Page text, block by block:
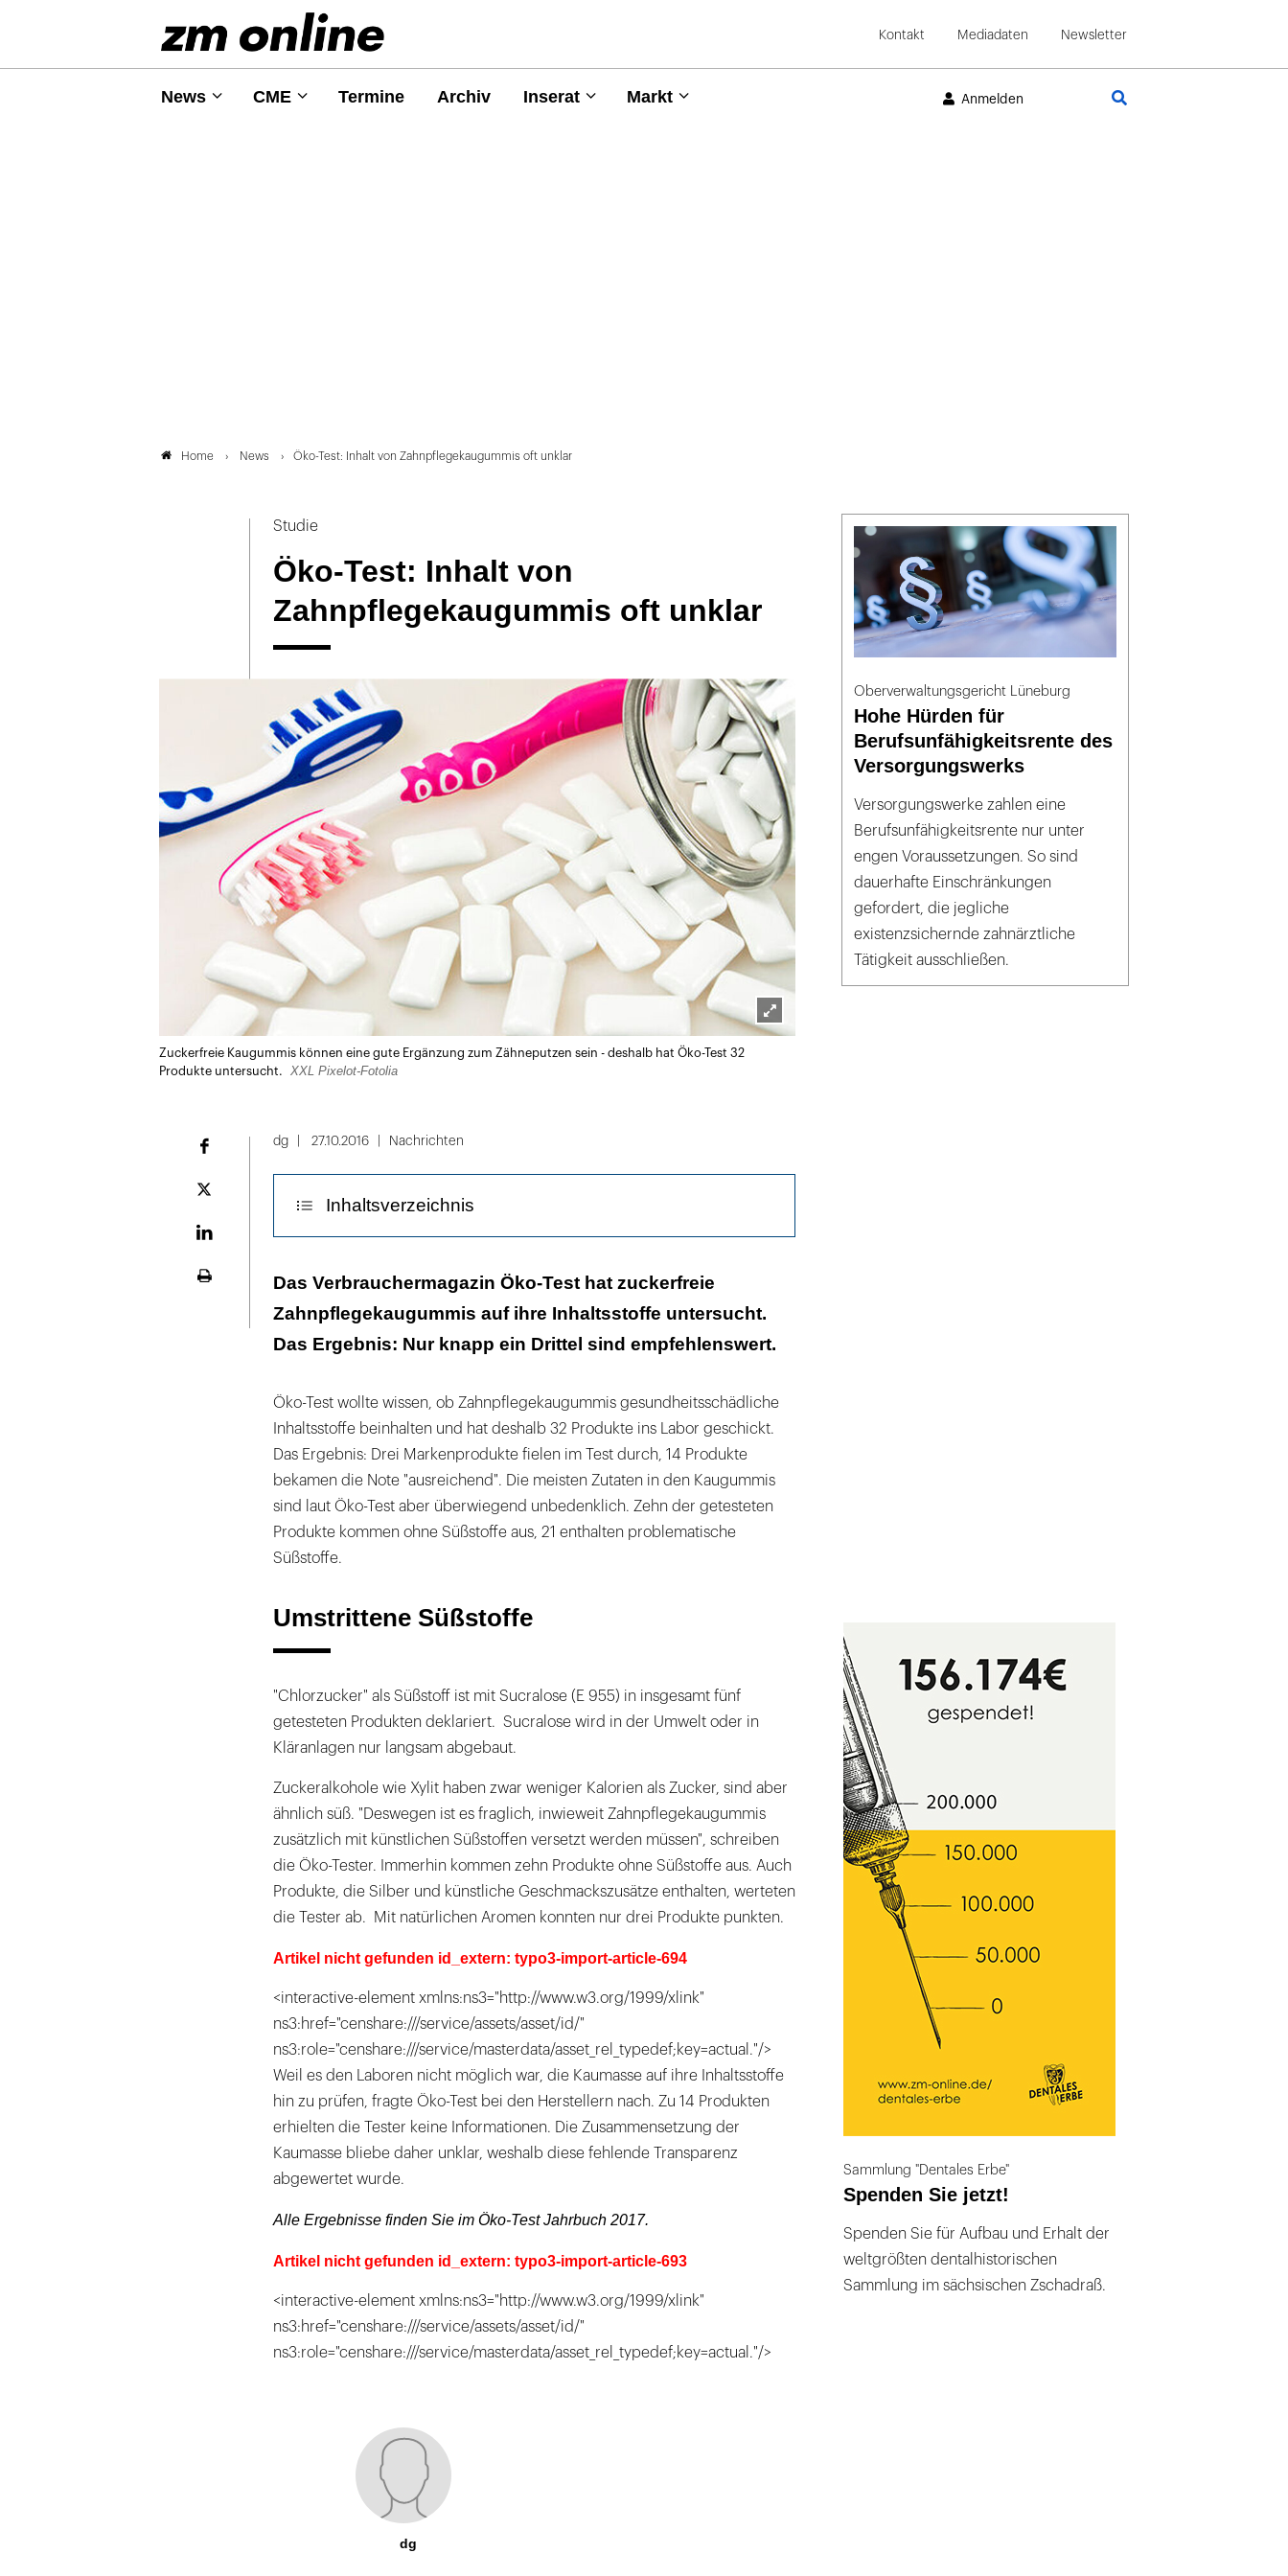
Kontakt Mediadaten Newsletter
News CME Termine Archiv Inserat Markt Anmelden
Home News Öko-Test: Inhalt von Zahnpflegekaugummis oft unklar
Studie
Öko-Test: Inhalt von
Zahnpflegekaugummis oft unklar
Lightbox
Zuckerfreie Kaugummis können eine gute Ergänzung zum Zähneputzen sein - deshalb hat Öko-Test 32
Produkte untersucht.
XXL Pixelot-Fotolia
Plattform
dg 27.10.2016 Nachrichten
Inhaltsverzeichnis
Umstrittene Süßstoffe
Das Verbrauchermagazin Öko-Test hat zuckerfreie
Zahnpflegekaugummis auf ihre Inhaltsstoffe untersucht.
Das Ergebnis: Nur knapp ein Drittel sind empfehlenswert.
Öko-Test wollte wissen, ob Zahnpflegekaugummis gesundheitsschädliche
Inhaltsstoffe beinhalten und hat deshalb 32 Produkte ins Labor geschickt.
Das Ergebnis: Drei Markenprodukte fielen im Test durch, 14 Produkte
bekamen die Note "ausreichend". Die meisten Zutaten in den Kaugummis
sind laut Öko-Test aber überwiegend unbedenklich. Zehn der getesteten
Produkte kommen ohne Süßstoffe aus, 21 enthalten problematische
Süßstoffe.
Umstrittene Süßstoffe
"Chlorzucker" als Süßstoff ist mit Sucralose (E 955) in insgesamt fünf
getesteten Produkten deklariert. Sucralose wird in der Umwelt oder in
Kläranlagen nur langsam abgebaut.
Zuckeralkohole wie Xylit haben zwar weniger Kalorien als Zucker, sind aber
ähnlich süß. "Deswegen ist es fraglich, inwieweit Zahnpflegekaugummis
zusätzlich mit künstlichen Süßstoffen versetzt werden müssen", schreiben
die Öko-Tester. Immerhin kommen zehn Produkte ohne Süßstoffe aus. Auch
Produkte, die Silber und künstliche Geschmackszusätze enthalten, werteten
die Tester ab. Mit natürlichen Aromen konnten nur drei Produkte punkten.
Artikel nicht gefunden id_extern: typo3-import-article-694
<interactive-element xmlns:ns3="http://www.w3.org/1999/xlink"
ns3:href="censhare:///service/assets/asset/id/"
ns3:role="censhare:///service/masterdata/asset_rel_typedef;key=actual."/>
Weil es den Laboren nicht möglich war, die Kaumasse auf ihre Inhaltsstoffe
hin zu prüfen, fragte Öko-Test bei den Herstellern nach. Zu 14 Produkten
erhielten die Tester keine Informationen. Die Zusammensetzung der
Kaumasse bliebe daher unklar, weshalb diese fehlende Transparenz
abgewertet wurde.
Alle Ergebnisse finden Sie im Öko-Test Jahrbuch 2017.
Artikel nicht gefunden id_extern: typo3-import-article-693
<interactive-element xmlns:ns3="http://www.w3.org/1999/xlink"
ns3:href="censhare:///service/assets/asset/id/"
ns3:role="censhare:///service/masterdata/asset_rel_typedef;key=actual."/>
dg
Oberverwaltungsgericht Lüneburg
Hohe Hürden für
Berufsunfähigkeitsrente des
Versorgungswerks
Versorgungswerke zahlen eine
Berufsunfähigkeitsrente nur unter
engen Voraussetzungen. So sind
dauerhafte Einschränkungen
gefordert, die jegliche
existenzsichernde zahnärztliche
Tätigkeit ausschließen.
Sammlung "Dentales Erbe"
Spenden Sie jetzt!
Spenden Sie für Aufbau und Erhalt der
weltgrößten dentalhistorischen
Sammlung im sächsischen Zschadraß.